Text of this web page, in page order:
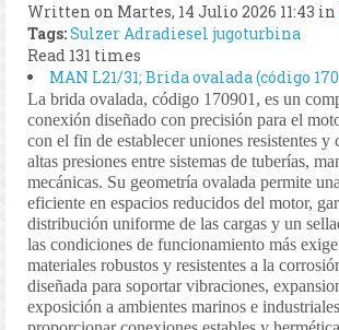
Written on Martes, 14 Julio 2026 11:43 in
Tags:SulzerAdradiesel jugoturbina
Read 131 times
MAN L21/31; Brida ovalada (código
La brida ovalada, código 170901, es un
conexión diseñado con precisión para el
con el fin de establecer uniones resistentes y
altas presiones entre sistemas de tuberías,
mecánicas. Su geometría ovalada permite
eficiente en espacios reducidos del motor,
distribución uniforme de las cargas y un
las condiciones de funcionamiento más
materiales robustos y resistentes a la
diseñada para soportar vibraciones,
exposición a ambientes marinos e